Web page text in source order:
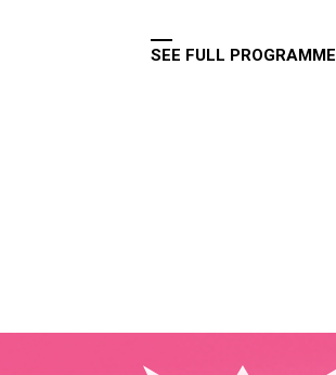
SEE FULL PROGRAMME